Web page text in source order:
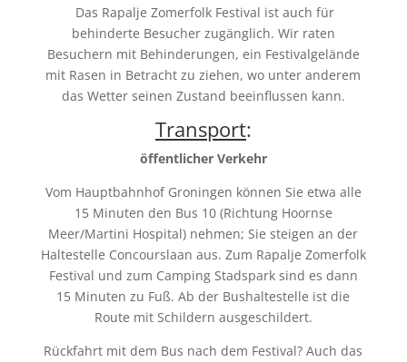
Das Rapalje Zomerfolk Festival ist auch für
behinderte Besucher zugänglich. Wir raten
Besuchern mit Behinderungen, ein Festivalgelände
mit Rasen in Betracht zu ziehen, wo unter anderem
das Wetter seinen Zustand beeinflussen kann.
Transport:
öffentlicher Verkehr
Vom Hauptbahnhof Groningen können Sie etwa alle
15 Minuten den Bus 10 (Richtung Hoornse
Meer/Martini Hospital) nehmen; Sie steigen an der
Haltestelle Concourslaan aus. Zum Rapalje Zomerfolk
Festival und zum Camping Stadspark sind es dann
15 Minuten zu Fuß. Ab der Bushaltestelle ist die
Route mit Schildern ausgeschildert.
Rückfahrt mit dem Bus nach dem Festival? Auch das